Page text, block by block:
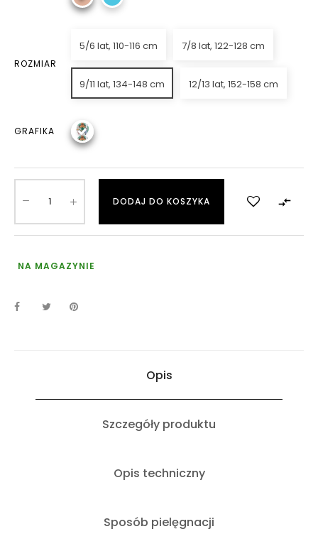
ROZMIAR
5/6 lat, 110-116 cm 7/8 lat, 122-128 cm
9/11 lat, 134-148 cm 12/13 lat, 152-158 cm
GRAFIKA
DODAJ DO KOSZYKA 
NA MAGAZYNIE
Opis
Szczegóły produktu
Opis techniczny
Sposób pielęgnacji